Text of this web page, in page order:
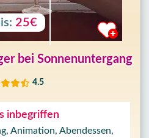
25€
bei Sonnenuntergang
4.5
inbegriffen
Animation, Abendessen,